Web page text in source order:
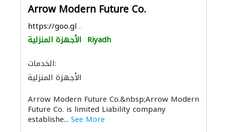
Arrow Modern Future Co.
https://goo.gl/maps/La6deLLhSLam6zpE7
الأجهزة المنزلية Riyadh
الخدمات:
الأجهزة المنزلية
Arrow Modern Future Co.&nbsp;Arrow Modern
Future Co. is limited Liability company
establishe... See More